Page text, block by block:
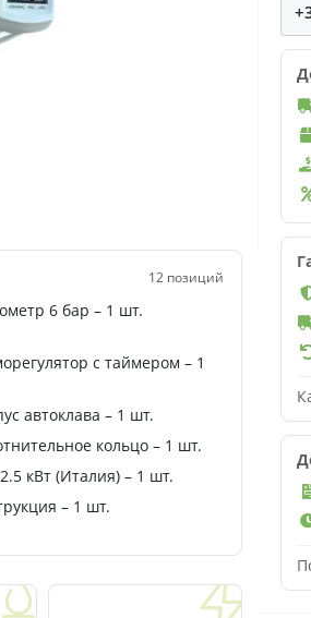
12 позиций
6 бар – 1 шт.
с таймером – 1
автоклава – 1 шт.
кольцо – 1 шт.
кВт (Италия) – 1 шт.
– 1 шт.